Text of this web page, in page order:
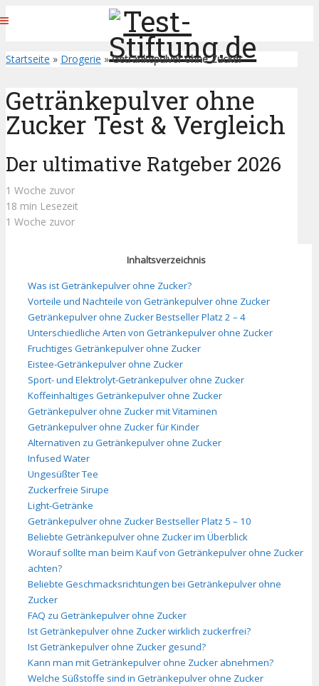
Startseite » Drogerie »Getränkepulver ohne Zucker
Getränkepulver ohne
Zucker Test & Vergleich
Der ultimative Ratgeber 2026
1 Woche zuvor
18 min Lesezeit
1 Woche zuvor
Inhaltsverzeichnis
Was ist Getränkepulver ohne Zucker?
Vorteile und Nachteile von Getränkepulver ohne Zucker
Getränkepulver ohne Zucker Bestseller Platz 2 – 4
Unterschiedliche Arten von Getränkepulver ohne Zucker
Fruchtiges Getränkepulver ohne Zucker
Eistee-Getränkepulver ohne Zucker
Sport- und Elektrolyt-Getränkepulver ohne Zucker
Koffeinhaltiges Getränkepulver ohne Zucker
Getränkepulver ohne Zucker mit Vitaminen
Getränkepulver ohne Zucker für Kinder
Alternativen zu Getränkepulver ohne Zucker
Infused Water
Ungesüßter Tee
Zuckerfreie Sirupe
Light-Getränke
Getränkepulver ohne Zucker Bestseller Platz 5 – 10
Beliebte Getränkepulver ohne Zucker im Überblick
Worauf sollte man beim Kauf von Getränkepulver ohne Zucker
achten?
Beliebte Geschmacksrichtungen bei Getränkepulver ohne
Zucker
FAQ zu Getränkepulver ohne Zucker
Ist Getränkepulver ohne Zucker wirklich zuckerfrei?
Ist Getränkepulver ohne Zucker gesund?
Kann man mit Getränkepulver ohne Zucker abnehmen?
Welche Süßstoffe sind in Getränkepulver ohne Zucker